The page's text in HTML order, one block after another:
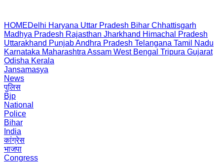
HOMEDelhi Haryana Uttar Pradesh Bihar Chhattisgarh
Madhya Pradesh Rajasthan Jharkhand Himachal Pradesh
Uttarakhand PunjabAndhra Pradesh Telangana Tamil Nadu
Karnataka Maharashtra Assam West Bengal Tripura Gujarat
Odisha Kerala
Jansamasya
News
पुलिस
Bjp
National
Police
Bihar
India
कांग्रेस
भाजपा
Congress